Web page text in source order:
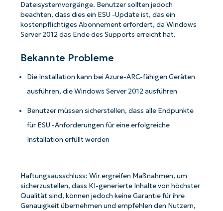
Dateisystemvorgänge. Benutzer sollten jedoch
beachten, dass dies ein ESU -Update ist, das ein
kostenpflichtiges Abonnement erfordert, da Windows
Server 2012 das Ende des Supports erreicht hat.
Bekannte Probleme
Die Installation kann bei Azure-ARC-fähigen Geräten
ausführen, die Windows Server 2012 ausführen
Benutzer müssen sicherstellen, dass alle Endpunkte
für ESU -Anforderungen für eine erfolgreiche
Installation erfüllt werden
Haftungsausschluss: Wir ergreifen Maßnahmen, um
sicherzustellen, dass KI-generierte Inhalte von höchster
Qualität sind, können jedoch keine Garantie für ihre
Genauigkeit übernehmen und empfehlen den Nutzern,